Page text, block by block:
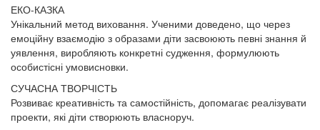
ЕКО-КАЗКА
Унікальний метод виховання. Ученими доведено, що через
емоційну взаємодію з образами діти засвоюють певні знання й
уявлення, виробляють конкретні судження, формулюють
особистісні умовисновки.
СУЧАСНА ТВОРЧІСТЬ
Розвиває креативність та самостійність, допомагає реалізувати
проекти, які діти створюють власноруч.